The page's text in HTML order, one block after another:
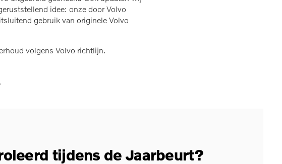
idee: onze door Volvo
gebruik van originele Volvo
volgens Volvo richtlijn.
tijdens de Jaarbeurt?